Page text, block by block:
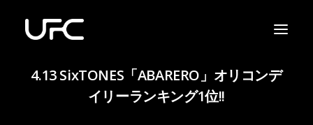
4.13 SixTONES「ABARERO」オリコンデ
イリーランキング1位!!